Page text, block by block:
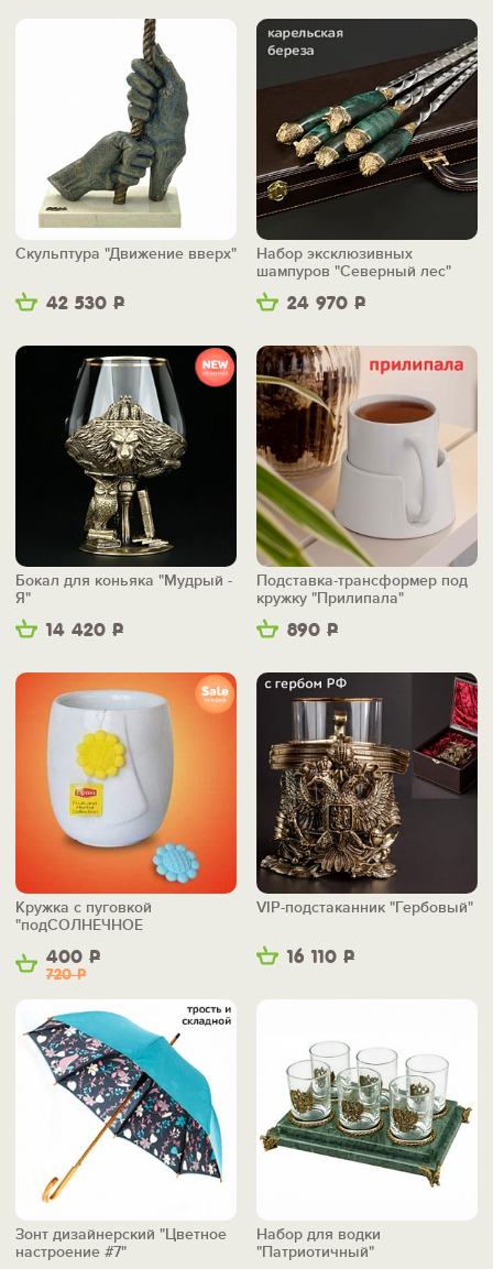
42 530 Р
Скульптура "Движение вверх"
24 970 Р
Набор эксклюзивных
шампуров "Северный лес"
14 420 Р
Бокал для коньяка "Мудрый -
Я"
890 Р
Подставка-трансформер под
кружку "Прилипала"
400 Р
720Р
Кружка с пуговкой
"подСОЛНЕЧНОЕ
16 110 Р
VIP-подстаканник "Гербовый"
Зонт дизайнерский "Цветное
настроение #7"
Набор для водки
"Патриотичный"